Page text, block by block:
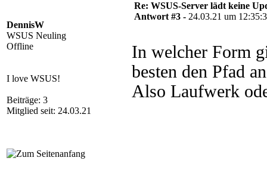
DennisW
WSUS Neuling
Offline
I love WSUS!
Beiträge: 3
Mitglied seit: 24.03.21
Re: WSUS-Server lädt keine
Antwort #3 - 24.03.21 um
In welcher Form
besten den Pfad
Also Laufwerk